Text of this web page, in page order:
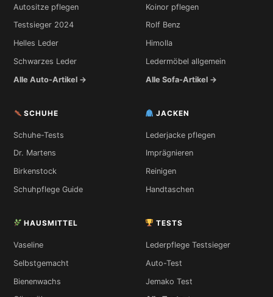
Autositze pflegen
Testsieger 2024
Helles Leder
Schwarzes Leder
Alle Auto-Artikel →
Koinor pflegen
Rolf Benz
Himolla
Ledermöbel allgemein
Alle Sofa-Artikel →
SCHUHE
Schuhe-Tests
Dr. Martens
Birkenstock
Schuhpflege Guide
JACKEN
Lederjacke pflegen
Imprägnieren
Reinigen
Handtaschen
HAUSMITTEL
Vaseline
Selbstgemacht
Bienenwachs
TESTS
Lederpflege Testsieger
Auto-Test
Jemako Test